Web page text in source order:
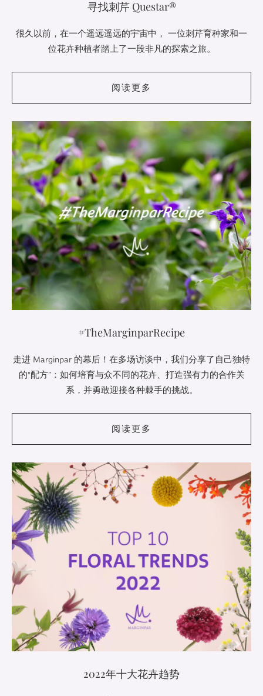
寻找刺芹 Questar®
很久以前，在一个遥远遥远的宇宙中， 一位刺芹育种家和一
位花卉种植者踏上了一段非凡的探索之旅。
阅读更多
#TheMarginparRecipe
走进 Marginpar 的幕后！在多场访谈中，我们分享了自己独特
的“配方”：如何培育与众不同的花卉、打造强有力的合作关
系，并勇敢迎接各种棘手的挑战。
阅读更多
2022年十大花卉趋势